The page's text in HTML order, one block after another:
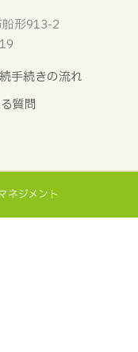
形913-2
手続きの流れ
質問
ネジメント